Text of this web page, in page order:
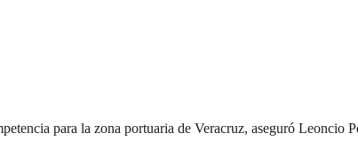
para la zona portuaria de Veracruz, aseguró Leoncio